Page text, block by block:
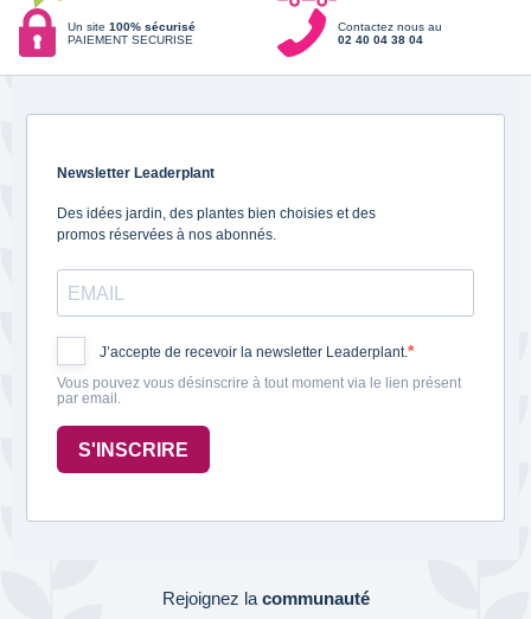
Un site 100% sécurisé
PAIEMENT SECURISE
Contactez nous au
02 40 04 38 04
Newsletter Leaderplant
Des idées jardin, des plantes bien choisies et des
promos réservées à nos abonnés.
J’accepte de recevoir la newsletter Leaderplant.
Vous pouvez vous désinscrire à tout moment via le lien présent
par email.
S'INSCRIRE
Rejoignez la communauté